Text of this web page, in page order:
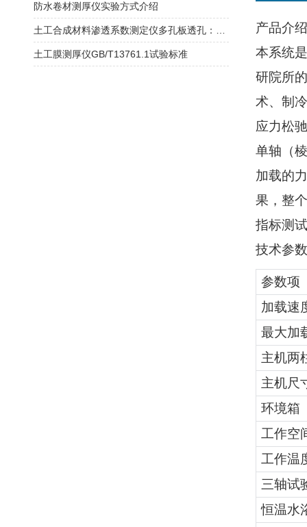
产品介
本系统
研院所
术、制
应力松
单轴（
加载的
果，整
指标测
技术参
参数项
加载速
最大加
主机两
主机尺
环境箱
工作空
工作温
三轴试
恒温水
防水卷材测厚仪实验方式介绍
土工膜测厚仪GB/T13761.1试验标准